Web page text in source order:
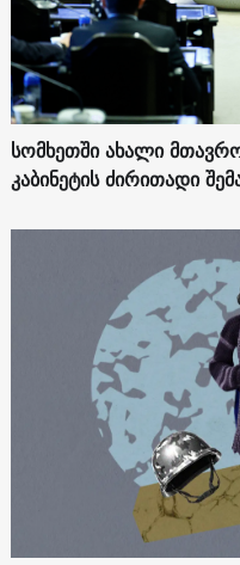
სომხეთში ახალი
კაბინეტის ძირითადი